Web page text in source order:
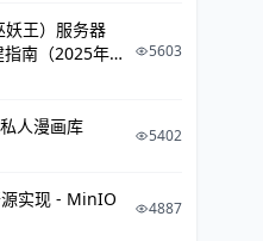
妖王）服务器
南（2025年攻
5603
人漫画库 5402
实现 - MinIO 4887